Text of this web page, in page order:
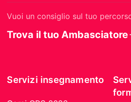
Vuoi un consiglio sul tuo
Trova il tuo Ambasciatore
Servizi insegnamento